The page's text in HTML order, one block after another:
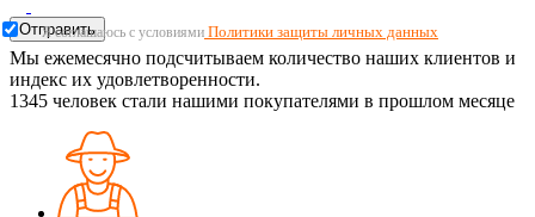
Отправить
Я соглашаюсь с условиями Политики защиты личных данных
Мы ежемесячно подсчитываем количество наших клиентов и
индекс их удовлетворенности.
1345 человек стали нашими покупателями в прошлом месяце